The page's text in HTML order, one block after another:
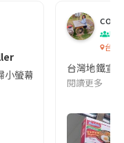
螢幕啦!這次的劇本改編
co
吹
台灣
台灣地鐵宣
閱讀更多